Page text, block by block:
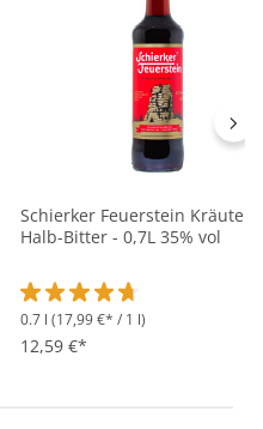
4.8 von 5 Sternen
Schierker Feuerstein Kräuter-
Halb-Bitter - 0,7L 35% vol
Durchschnittliche
0.7 l (17,99 €* / 1 l)
12,59 €*